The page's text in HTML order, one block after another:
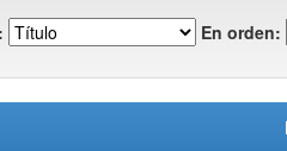
En orden: